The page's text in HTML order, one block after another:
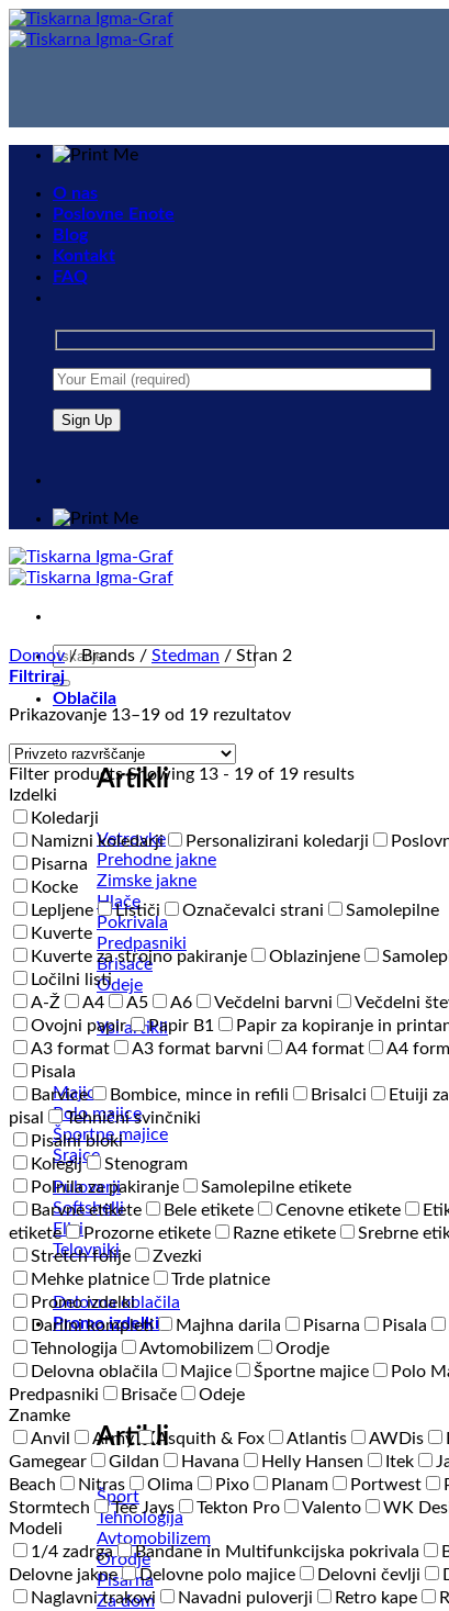
Skip
to
O nas
Poslovne Enote
Blog
Kontakt
FAQ
Išči:
Oblačila
Artikli
Vetrovke
Prehodne jakne
Zimske jakne
Hlače
Pokrivala
Predpasniki
Brisače
Odeje
Vsi artikli
Majice
Polo majice
Športne majice
Srajce
Puloverji
Softshelli
Flisi
Telovniki
Delovna oblačila
Promo izdelki
Artikli
Šport
Tehnologija
Avtomobilizem
Orodje
Pisarna
Za dom
Domov /Brands / Stedman / Stran 2
Filtriraj
Prikazovanje 13–19 od 19 rezultatov
Filter productsShowing 13 - 19 of 19 results
Izdelki
Koledarji
Namizni koledarji
Personalizirani koledarji
Pisarna
Kocke
Lepljene
Lističi Označevalci strani
Samolepilne
Kuverte
Kuverte za strojno pakiranje
Oblazinjene
Ločilni listi
A-Ž
A4 A5 A6 Večdelni barvni
Večdelni
Ovojni papir
Papir B1
Papir za kopiranje in
A3 format
A3 format barvni A4 format A4
Pisala
Barvice
Bombice, mince in refili Brisalci Etuiji
pisal
Tehnični svinčniki
Pisalni bloki
Kolegij
Stenogram
Polnila za pakiranje
Samolepilne etikete
Barvne etikete
Bele etikete Cenovne etikete
etikete
Prozorne etikete Razne etikete
Srebrne
Stretch folije
Zvezki
Mehke platnice
Trde platnice
Promo izdelki
Darilni kompleti
Majhna darila Pisarna Pisala
Tehnologija
Avtomobilizem
Orodje
Delovna oblačila
Majice Športne majice Polo
Predpasniki
Brisače
Odeje
Znamke
Anvil
Army Asquith & Fox Atlantis AWDis
Gamegear
Gildan Havana Helly Hansen Itek
Beach
Nitras Olima Pixo Planam Portwest
Stormtech
Tee Jays Tekton Pro Valento WK
Modeli
1/4 zadrga
Bandane in Multifunkcijska pokrivala
Delovne jakne
Delovne polo majice Delovni čevlji
Naglavni trakovi
Navadni puloverji Retro kape